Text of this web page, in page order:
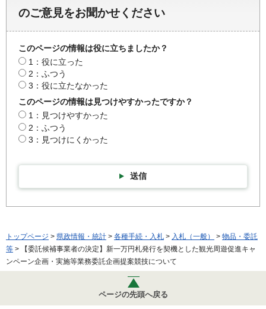
のご意見をお聞かせください
このページの情報は役に立ちましたか？
1：役に立った
2：ふつう
3：役に立たなかった
このページの情報は見つけやすかったですか？
1：見つけやすかった
2：ふつう
3：見つけにくかった
送信
トップページ > 県政情報・統計 > 各種手続・入札 > 入札（一般） > 物品・委託
等 > 【委託候補事業者の決定】新一万円札発行を契機とした観光周遊促進キャ
ンペーン企画・実施等業務委託企画提案競技について
ページの先頭へ戻る